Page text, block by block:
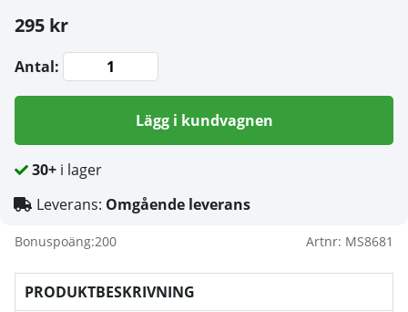
295 kr
Antal:
Lägg i kundvagnen
30+ i lager
Leverans: Omgående leverans
Bonuspoäng:200 Artnr: MS8681
PRODUKTBESKRIVNING